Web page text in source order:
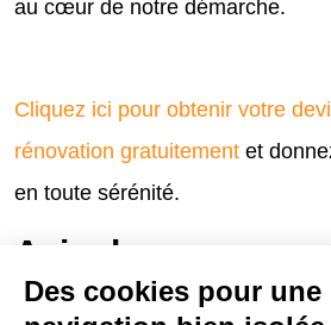
au cœur de notre démarche.
Cliquez ici pour obtenir votre
rénovation gratuitement et
en toute sérénité.
Avis des agences
Rénovations